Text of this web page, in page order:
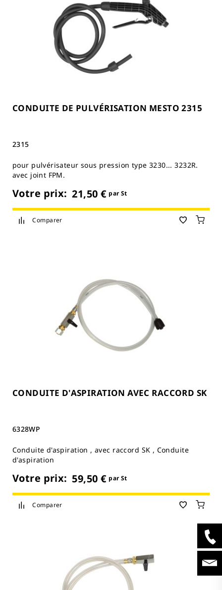
CONDUITE DE PULVÉRISATION MESTO 2315
2315
pour pulvérisateur sous pression type 3230... 3232R.
avec joint FPM.
Votre prix: 21,50 € par St
Comparer
CONDUITE D'ASPIRATION AVEC RACCORD SK
6328WP
Conduite d'aspiration , avec raccord SK , Conduite
d'aspiration
Votre prix: 59,50 € par St
Comparer